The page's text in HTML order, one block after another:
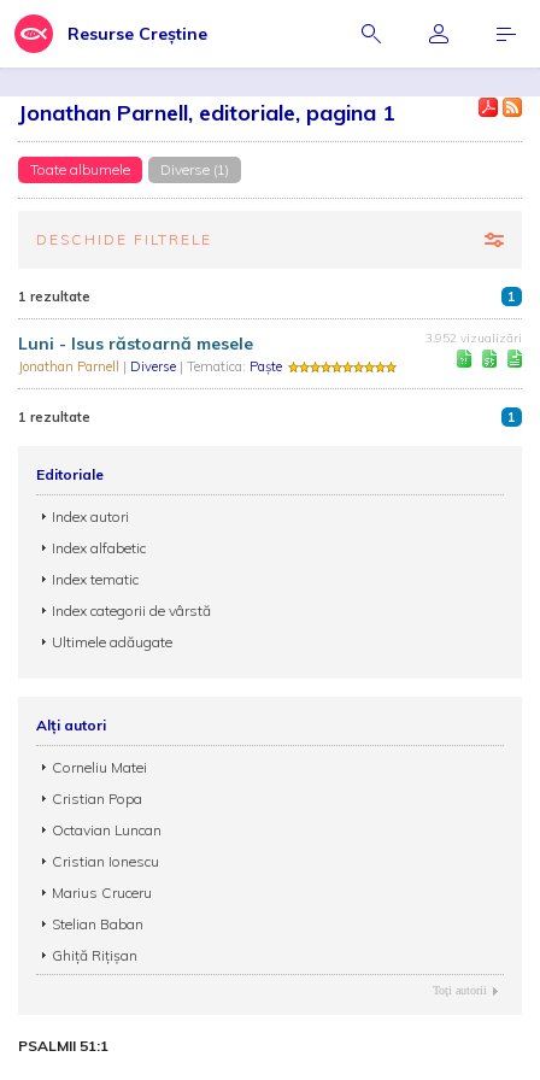
Resurse Creștine
Jonathan Parnell, editoriale, pagina 1
Toate albumele Diverse (1)
DESCHIDE FILTRELE
1 rezultate 1
Luni - Isus răstoarnă mesele
Jonathan Parnell | Diverse | Tematica: Paște
3.952 vizualizări
1 rezultate 1
Editoriale
Index autori
Index alfabetic
Index tematic
Index categorii de vârstă
Ultimele adăugate
Alți autori
Corneliu Matei
Cristian Popa
Octavian Luncan
Cristian Ionescu
Marius Cruceru
Stelian Baban
Ghiță Rițișan
Toţi autorii
PSALMII 51:1